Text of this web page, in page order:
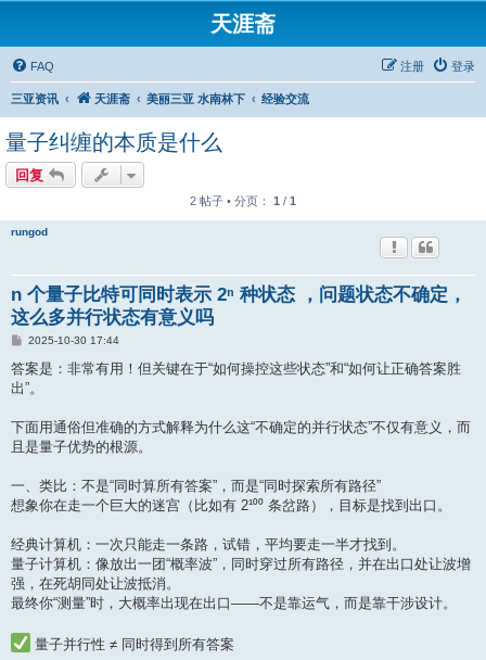
天涯斋
FAQ 登录
注册
三亚资讯 天涯斋 美丽三亚 水南林下 经验交流
量子纠缠的本质是什么
回复
2 帖子 • 分页： 1 / 1
rungod
n 个量子比特可同时表示 2ⁿ 种状态 ，问题状态不确定，
这么多并行状态有意义吗
帖
2025-10-30 17:44
答案是：非常有用！但关键在于“如何操控这些状态”和“如何让正确答案胜
出”。
下面用通俗但准确的方式解释为什么这“不确定的并行状态”不仅有意义，而
且是量子优势的根源。
一、类比：不是“同时算所有答案”，而是“同时探索所有路径”
想象你在走一个巨大的迷宫（比如有 2¹⁰⁰ 条岔路），目标是找到出口。
经典计算机：一次只能走一条路，试错，平均要走一半才找到。
量子计算机：像放出一团“概率波”，同时穿过所有路径，并在出口处让波增
强，在死胡同处让波抵消。
最终你“测量”时，大概率出现在出口——不是靠运气，而是靠干涉设计。
量子并行性 ≠ 同时得到所有答案